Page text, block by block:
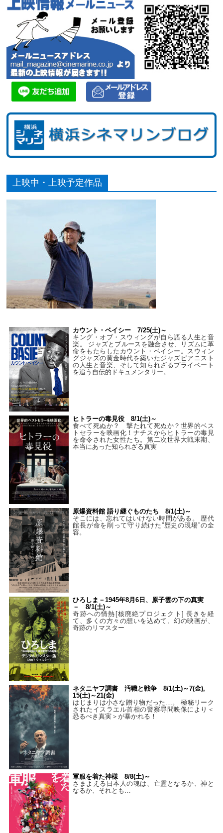
上映中・上映予定作品
カウント・ベイシー 7/25(土)～
キング・オブ・スウィングが自ら語る人生と音
楽。 ジャズとブルースを融合させ、リズムに革
命をもたらしたカウント・ベイシー。スウィン
グジャズの黄金時代を築いたジャズピアニスト
の人生と音楽、そして知られざるプライベート
を追う自伝的ドキュメンタリー。
ヒトラーの毒見役 8/1(土)～
食べて死ぬか？ 撃たれて死ぬか？世界的ベス
トセラーを映画化！ナチスからヒトラーの毒見
を命令された女性たち。第二次世界大戦末期、
本当にあった知られざる真実
原爆資料館 語り継ぐものたち 8/1(土)～
そこには、忘れてはいけない時間がある。 歴代
館長が命を削って守り続けた”歴史の現場”の全
容。
ひろしま－1945年8月6日、原子雲の下の真実
－ 8/1(土)～
奇跡への情熱[核廃絶プロジェクト] 長きを経
て、多くの方々の想いを込めて、幻の映画が、
奇跡のリマスター
ネタニヤフ調書 汚職と戦争 8/1(土)～7(金),
15(土)～21(金)
はじまりは小さな贈り物だった…。 極秘リーク
されたイスラエル首相の警察尋問映像により＜
恐るべき真実＞が暴かれる！
軍服を着た神様 8/8(土)～
さまよえる日本人の魂は、亡霊となるか、神と
なるか、それとも…